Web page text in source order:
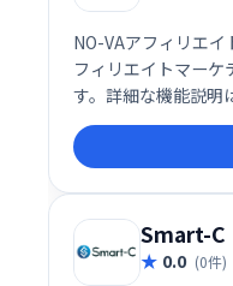
NO-VAアフィリエ
フィリエイトマーケ
す。詳細な機能説明
ィリエイトを始め
Smart-C
0.0 (0件)